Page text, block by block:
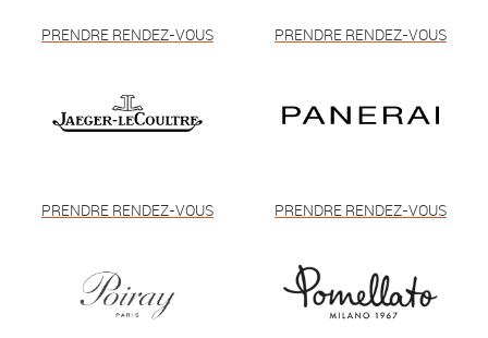
PRENDRE RENDEZ-VOUS PRENDRE RENDEZ-VOUS
PRENDRE RENDEZ-VOUS PRENDRE RENDEZ-VOUS